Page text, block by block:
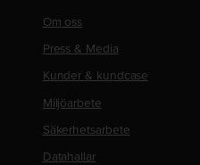
Om oss
Press & Media
Kunder & kundcase
Miljöarbete
Säkerhetsarbete
Datahallar